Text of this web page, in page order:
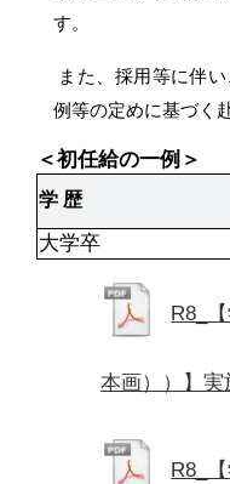
す。
また、採用等に伴
例等の定めに基づく
＜初任給の一例＞
学 歴
大学卒
R8_
本画））】実
R8_